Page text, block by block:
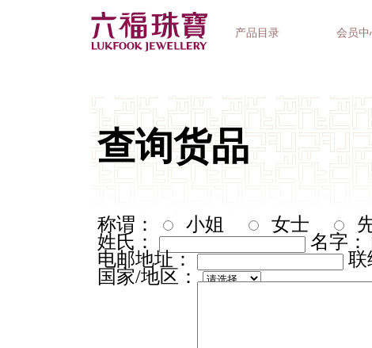
产品目录 会员中
钟表品牌 精选礼品